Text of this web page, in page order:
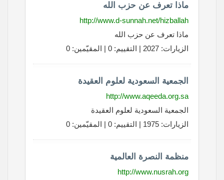
ماذا تعرف عن حزب الله
http://www.d-sunnah.net/hizballah
ماذا تعرف عن حزب الله
الزيارات: 2027 | التقييم: 0 | المقيّمين: 0
الجمعية السعودية لعلوم العقيدة
http://www.aqeeda.org.sa
الجمعية السعودية لعلوم العقيدة
الزيارات: 1975 | التقييم: 0 | المقيّمين: 0
منظمة النصرة العالمية
http://www.nusrah.org